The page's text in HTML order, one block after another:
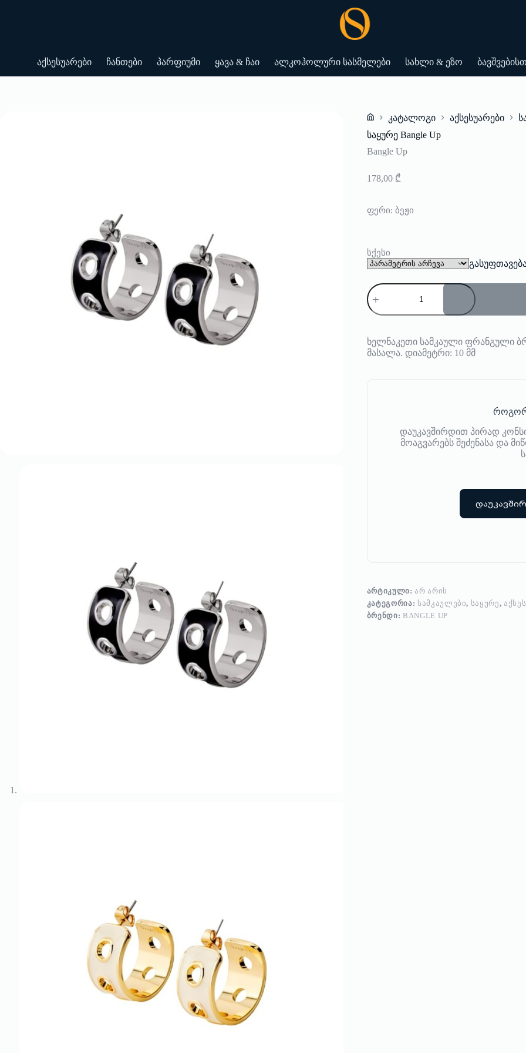
აქსესუარები ჩანთები პარფიუმი ყავა & ჩაი ალკოჰოლური სასმელები სახლი & ეზო
Home
კატალოგი აქსესუარები
საყურე Bangle Up
Bangle Up
178,00 ₾
ფერი: ბეჟი
სქესი
რაოდენობა:
საყურე
Bangle
ხელნაკეთი სამკაული ფრანგული
მასალა. დიამეტრი: 10 მმ
როგორ
დაუკავშირდით პირად
მოაგვარებს შეძენასა და
ᲐᲠᲢᲘᲙᲣᲚᲘ:ᲐᲠ ᲐᲠᲘᲡ
ᲙᲐᲢᲔᲒᲝᲠᲘᲐ: ᲡᲐᲛᲙᲐᲣᲚᲔᲑᲘ, ᲡᲐᲧᲣᲠᲔ,
ᲑᲠᲔᲜᲓᲘ: BANGLE UP